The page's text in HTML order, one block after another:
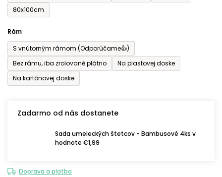
80x100cm
Rám
S vnútorným rámom (Odporúčame👍)
Bez rámu, iba zrolované plátno
Na plastovej doske
Na kartónovej doske
Zadarmo od nás dostanete
Sada umeleckých štetcov - Bambusové 4ks v
hodnote €1,99
Doprava a platba